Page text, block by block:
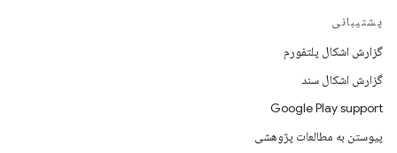
پشتیبانی
گزارش اشکال پلتفورم
گزارش اشکال سند
Google Play support
پیوستن به مطالعات پژوهشی